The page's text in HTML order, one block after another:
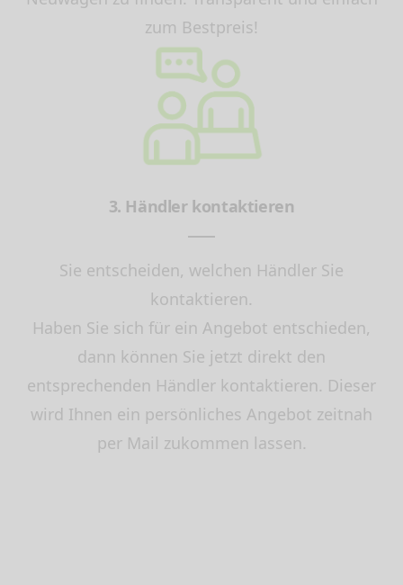
zum Bestpreis!
3. Händler kontaktieren
Sie entscheiden, welchen Händler Sie
kontaktieren.
Haben Sie sich für ein Angebot entschieden,
dann können Sie jetzt direkt den
entsprechenden Händler kontaktieren. Dieser
wird Ihnen ein persönliches Angebot zeitnah
per Mail zukommen lassen.